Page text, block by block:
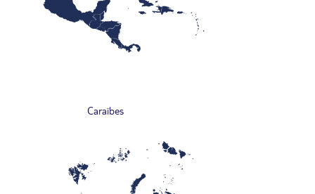
Caraïbes